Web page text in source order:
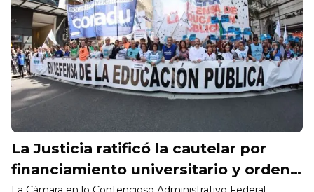
La Justicia ratificó la cautelar por
financiamiento universitario y ordenó